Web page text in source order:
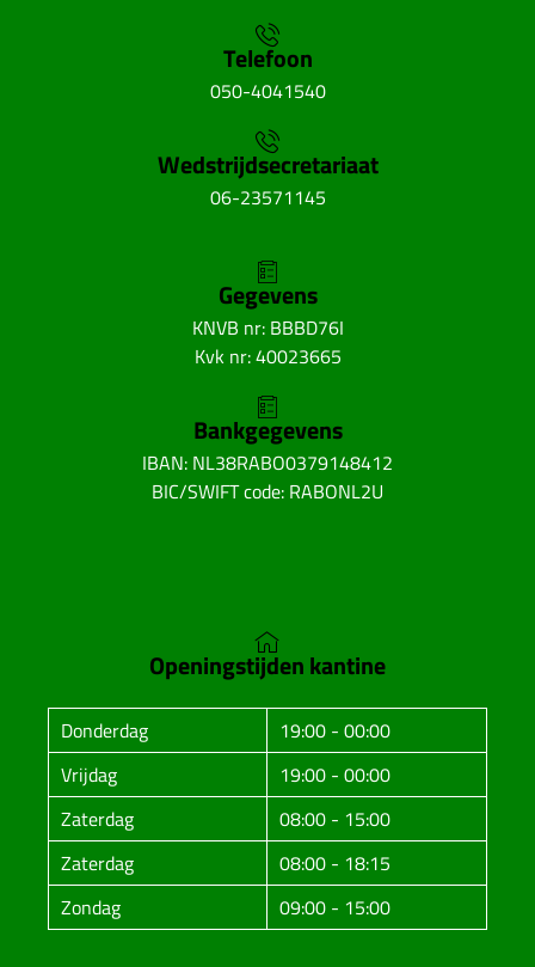
Telefoon
050-4041540
Wedstrijdsecretariaat
06-23571145
Gegevens
KNVB nr: BBBD76I
Kvk nr: 40023665
Bankgegevens
IBAN: NL38RABO0379148412
BIC/SWIFT code: RABONL2U
Openingstijden kantine
Donderdag
19:00 - 00:00
Vrijdag
19:00 - 00:00
Zaterdag
08:00 - 15:00
Zaterdag
08:00 - 18:15
Zondag
09:00 - 15:00